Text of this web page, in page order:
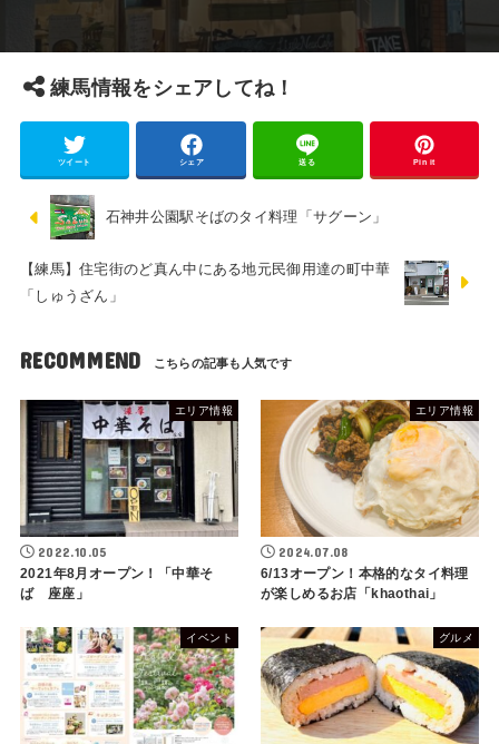
練馬情報をシェアしてね！
ツイート シェア 送る Pin it
石神井公園駅そばのタイ料理「サグーン」
【練馬】住宅街のど真ん中にある地元民御用達の町中華
「しゅうざん」
RECOMMEND
エリア情報
2022.10.05
2021年8月オープン！「中華そ
ば 座座」
エリア情報
2024.07.08
6/13オープン！本格的なタイ料理
が楽しめるお店「khaothai」
イベント グルメ